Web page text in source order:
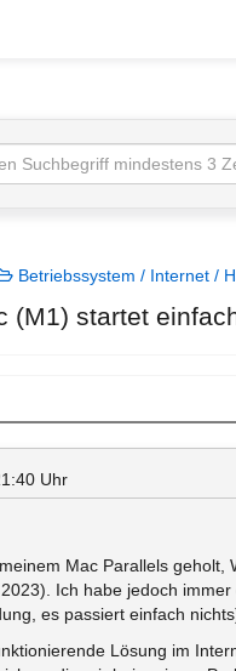
Betriebssystem / Internet /
(M1) startet
Uhr
Mac Parallels geholt,
Ich habe jedoch
es passiert einfach
Lösung im